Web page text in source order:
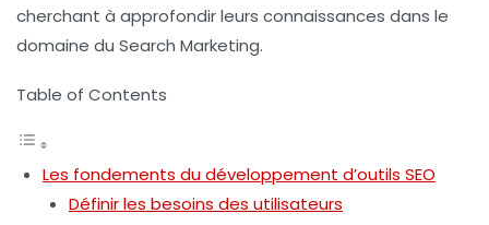
cherchant à approfondir leurs connaissances dans le
domaine du Search Marketing.
Table of Contents
Les fondements du développement d’outils SEO
Définir les besoins des utilisateurs